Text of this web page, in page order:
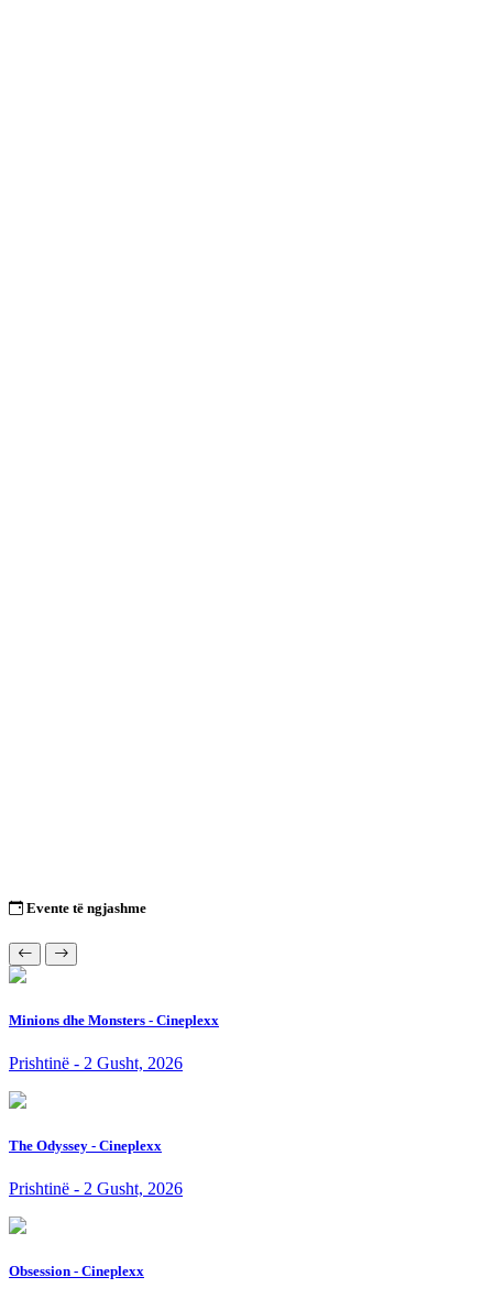
Evente të ngjashme
Minions dhe Monsters - Cineplexx
Prishtinë - 2 Gusht, 2026
The Odyssey - Cineplexx
Prishtinë - 2 Gusht, 2026
Obsession - Cineplexx